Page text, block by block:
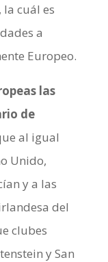
cuál es
a
Europeo.
las
de
al igual
Unido,
y a las
del
clubes
y San